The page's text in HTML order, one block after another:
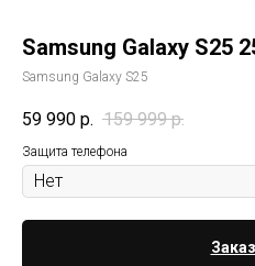
Samsung Galaxy S25
Samsung Galaxy S25
59 990 р. 159 999 р.
Защита телефона